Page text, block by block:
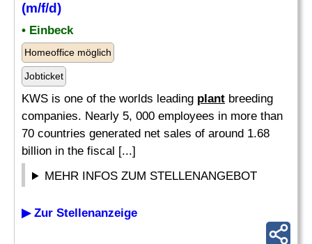
(m/f/d)
• Einbeck
Homeoffice möglich
Jobticket
KWS is one of the worlds leading plant breeding
companies. Nearly 5, 000 employees in more than
70 countries generated net sales of around 1.68
billion in the fiscal [...]
MEHR INFOS ZUM STELLENANGEBOT
▶ Zur Stellenanzeige